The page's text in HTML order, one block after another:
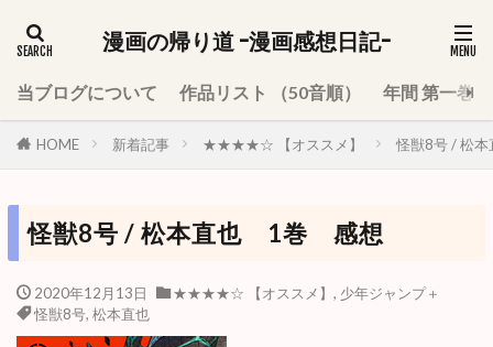
漫画の帰り道 -漫画感想日記-
当ブログについて 作品リスト （50音順） 年間 第一巻
HOME 新着記事 ★★★★☆ 【オススメ】 怪獣8号 / 松
怪獣8号 / 松本直也 1巻 感想
2020年12月13日 ★★★★☆ 【オススメ】 , 少年ジャンプ＋
怪獣8号, 松本直也